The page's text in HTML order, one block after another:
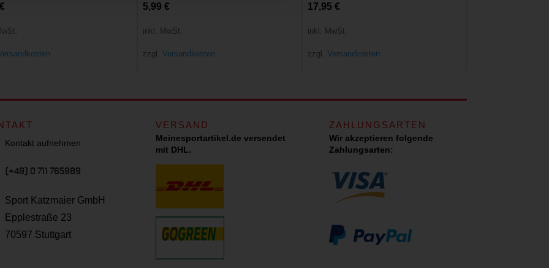
€ 5,99 €
inkl. MwSt.
zzgl. Versandkosten
17,95 €
inkl. MwSt.
zzgl. Versandkosten
Kontakt aufnehmen
(+49) 0 711 765989
Sport Katzmaier GmbH
Epplestraße 23
70597 Stuttgart
VERSAND
Meinesportartikel.de versendet
mit DHL.
ZAHLUNGSARTEN
Wir akzeptieren folgende
Zahlungsarten: